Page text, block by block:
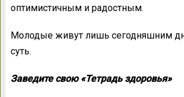
оптимистичным и радостным.
Молодые живут лишь сегодняшним
суть.
Заведите свою «Тетрадь здоровья»